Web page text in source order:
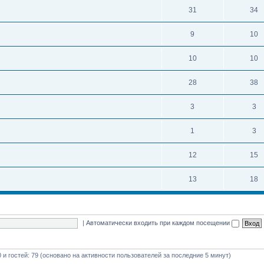
31 34
9 10
10 10
28 38
3 3
1 3
12 15
13 18
|Автоматически входить при каждом посещении
гостей: 79 (основано на активности пользователей за последние 5 минут)